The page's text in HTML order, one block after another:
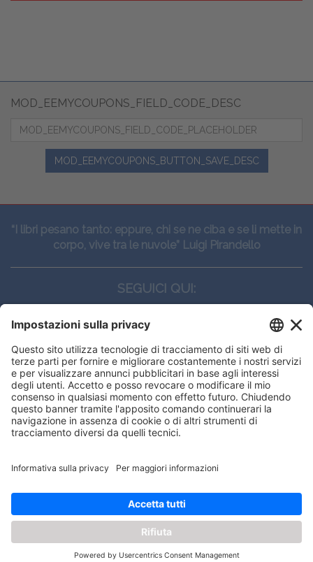
you get the best experience on our
Got it!
MOD_EEMYCOUPONS_FIELD_CODE_DESC
MOD_EEMYCOUPONS_BUTTON_SAVE_DESC
“I libri pesano tanto: eppure, chi se ne ciba e se li mette in
corpo, vive tra le nuvole” Luigi Pirandello
SEGUICI QUI:
CONTATTI
Edi.Ermes srl
Viale E. Forlanini, 21 - 20134, Milano
(+39)027021121
E-mail:eeinfo@eenet.it
ORARI
Lunedì — Giovedì: - 08:30 - 13:00 – 14:00 - 17:30
Venerdì: - 08:30 - 13:00 – 14:00 - 16:00